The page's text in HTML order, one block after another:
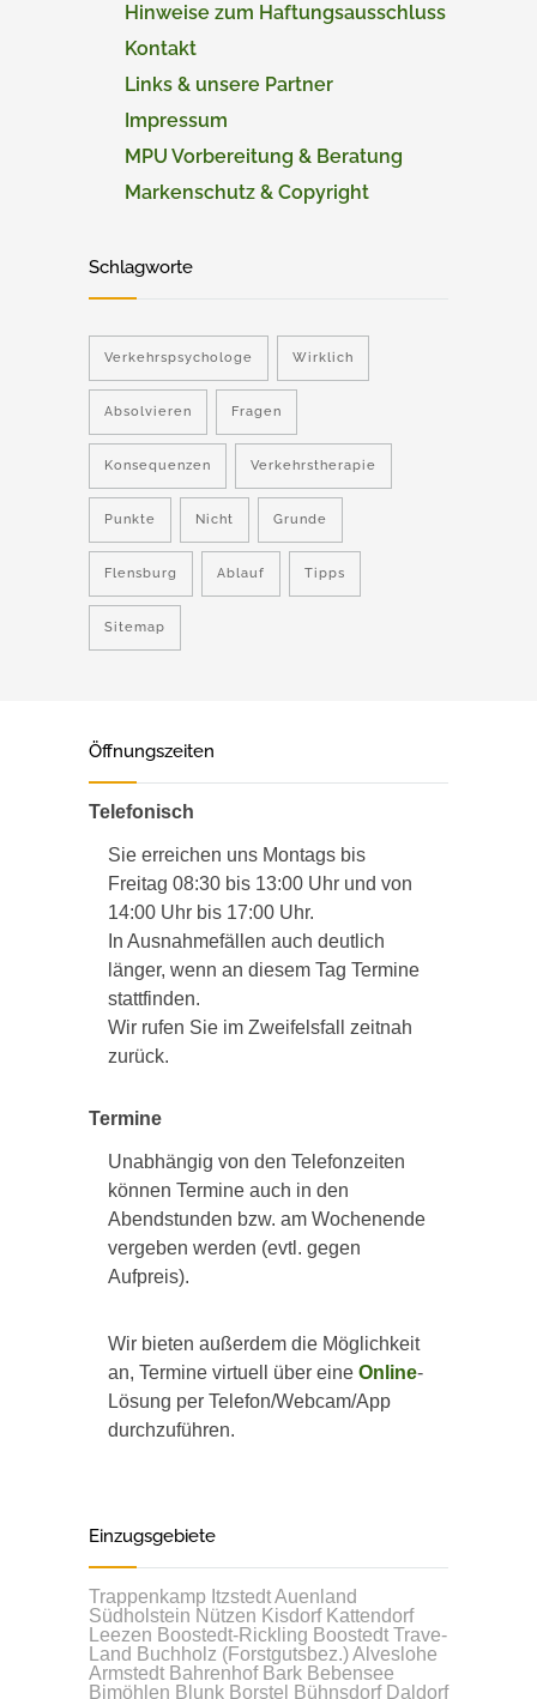
Hinweise zum Haftungsausschluss
Kontakt
Links & unsere Partner
Impressum
MPU Vorbereitung & Beratung
Markenschutz & Copyright
Schlagworte
Verkehrspsychologe Wirklich
Absolvieren Fragen
Konsequenzen Verkehrstherapie
Punkte Nicht Grunde
Flensburg Ablauf Tipps
Sitemap
Öffnungszeiten
Telefonisch
Sie erreichen uns Montags bis
Freitag 08:30 bis 13:00 Uhr und von
14:00 Uhr bis 17:00 Uhr.
In Ausnahmefällen auch deutlich
länger, wenn an diesem Tag Termine
stattfinden.
Wir rufen Sie im Zweifelsfall zeitnah
zurück.
Termine
Unabhängig von den Telefonzeiten
können Termine auch in den
Abendstunden bzw. am Wochenende
vergeben werden (evtl. gegen
Aufpreis).
Wir bieten außerdem die Möglichkeit
an, Termine virtuell über eine Online-
Lösung per Telefon/Webcam/App
durchzuführen.
Einzugsgebiete
Trappenkamp ItzstedtAuenland
Südholstein Nützen Kisdorf Kattendorf
Leezen Boostedt-Rickling Boostedt Trave-
Land Buchholz (Forstgutsbez.)Alveslohe
Armstedt Bahrenhof Bark Bebensee
Bimöhlen Blunk Borstel Bühnsdorf Daldorf